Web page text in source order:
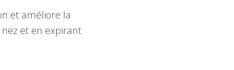
et améliore la
et en expirant